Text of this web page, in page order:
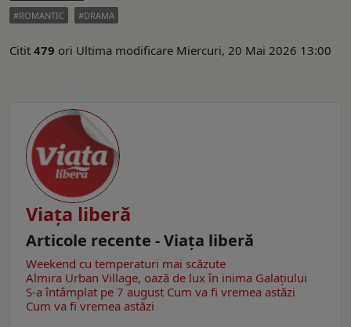
ROMANTIC
DRAMA
Citit 479 ori Ultima modificare Miercuri, 20 Mai 2026 13:00
Viaţa liberă
Articole recente - Viaţa liberă
Weekend cu temperaturi mai scăzute
Almira Urban Village, oază de lux în inima Galațiului
S-a întâmplat pe 7 august Cum va fi vremea astăzi
Cum va fi vremea astăzi